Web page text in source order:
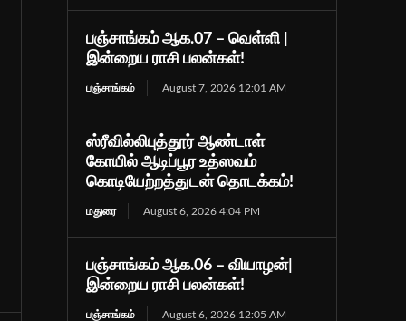
பஞ்சாங்கம் ஆக.07 – வெள்ளி |
இன்றைய ராசி பலன்கள்!
பஞ்சாங்கம் August 7, 2026 12:01 AM
ஸ்ரீவில்லிபுத்தூர் ஆண்டாள்
கோயில் ஆடிப்பூர உத்ஸவம்
கொடியேற்றத்துடன் தொடக்கம்!
மதுரை August 6, 2026 4:04 PM
பஞ்சாங்கம் ஆக.06 – வியாழன்|
இன்றைய ராசி பலன்கள்!
பஞ்சாங்கம் August 6, 2026 12:05 AM